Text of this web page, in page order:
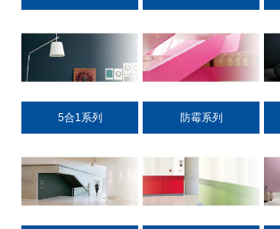
5合1系列 防霉系列